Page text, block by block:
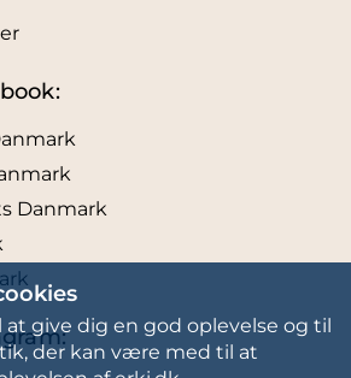
Danmark
at give dig en god oplevelse og til
der kan være med til at